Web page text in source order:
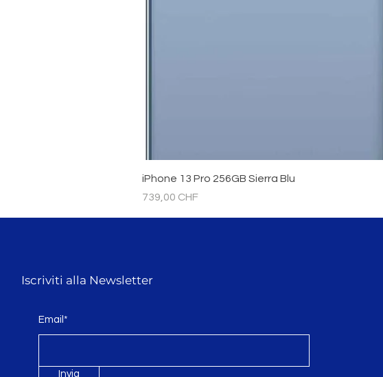
iPhone 13 Pro 256GB Sierra Blu
Prezzo
739,00 CHF
Iscriviti alla Newsletter
Email*
Invia